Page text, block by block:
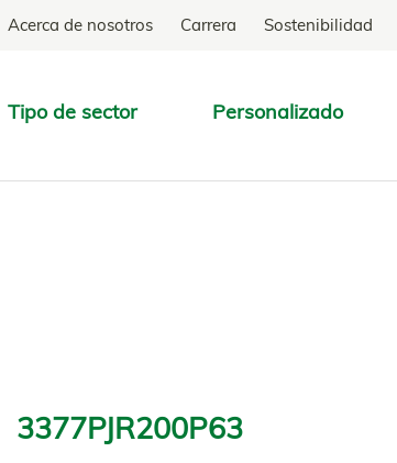
Acerca de nosotros Carrera Sostenibilidad
Tipo de sector Personalizado
ENCONTRAR
3377PJR200P63